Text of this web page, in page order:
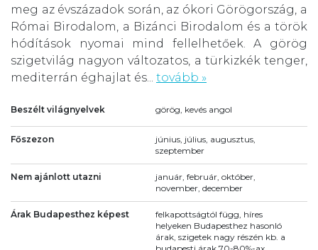
meg az évszázadok során, az ókori Görögország, a
Római Birodalom, a Bizánci Birodalom és a török
hódítások nyomai mind fellelhetőek. A görög
szigetvilág nagyon változatos, a türkizkék tenger,
mediterrán éghajlat és... tovább »
Beszélt világnyelvek görög, kevés angol
Főszezon
június, július, augusztus,
szeptember
Nem ajánlott utazni
január, február, október,
november, december
Árak Budapesthez képest
felkapottságtól függ, híres
helyeken Budapesthez hasonló
árak, szigetek nagy részén kb. a